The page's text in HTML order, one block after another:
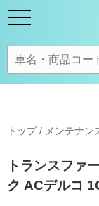
トップ/ メンテナン
トランスファ
ク ACデルコ